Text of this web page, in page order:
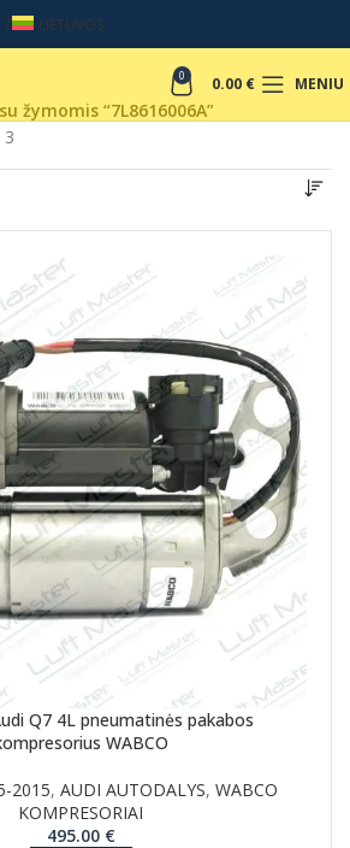
LIETUVOS
0 0.00 € MENIU
žymomis “7L8616006A”
3
Q7 4L pneumatinės pakabos
WABCO
2015, AUDI AUTODALYS, WABCO
KOMPRESORIAI
495.00 €